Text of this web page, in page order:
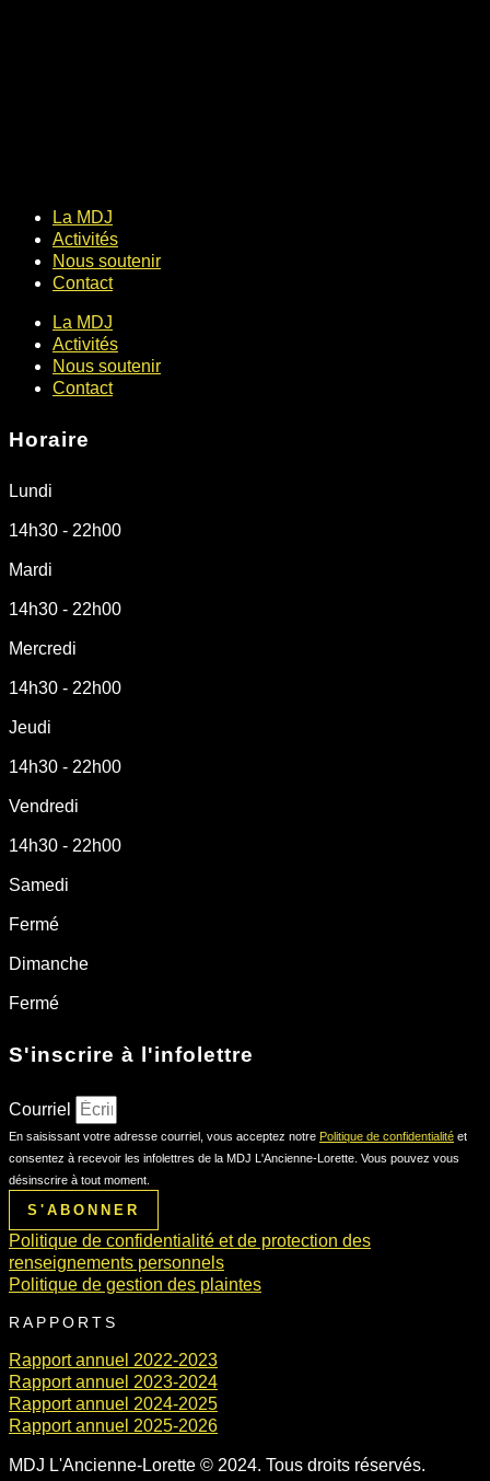
La MDJ
Activités
Nous soutenir
Contact
La MDJ
Activités
Nous soutenir
Contact
Horaire
Lundi
14h30 - 22h00
Mardi
14h30 - 22h00
Mercredi
14h30 - 22h00
Jeudi
14h30 - 22h00
Vendredi
14h30 - 22h00
Samedi
Fermé
Dimanche
Fermé
S'inscrire à l'infolettre
Courriel
En saisissant votre adresse courriel, vous acceptez notre Politique de confidentialité et
consentez à recevoir les infolettres de la MDJ L'Ancienne-Lorette. Vous pouvez vous
désinscrire à tout moment.
S'ABONNER
Politique de confidentialité et de protection des
renseignements personnels
Politique de gestion des plaintes
RAPPORTS
Rapport annuel 2022-2023
Rapport annuel 2023-2024
Rapport annuel 2024-2025
Rapport annuel 2025-2026
MDJ L'Ancienne-Lorette © 2024. Tous droits réservés.